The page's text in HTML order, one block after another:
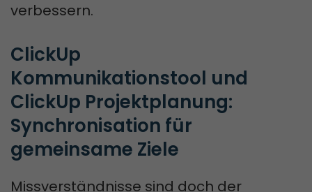
verbessern.
ClickUp
Kommunikationstool und
ClickUp Projektplanung:
Synchronisation für
gemeinsame Ziele
Missverständnisse sind doch der